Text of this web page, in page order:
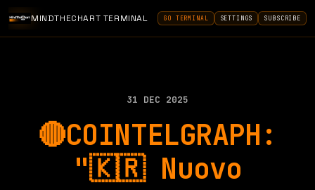
MINDTHECHART TERMINAL GO TERMINAL SETTINGS SUBSCRIBE
31 DEC 2025
🔴COINTELGRAPH:
"🇰🇷 Nuovo